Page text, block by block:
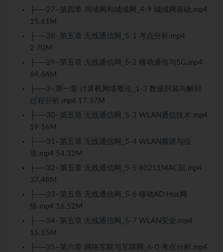
├──27–第四章 局域网和城域网_4-9 城域网基础.mp4
15.61M
├──28–第五章 无线通信网_5-1 考点分析.mp4
2.70M
├──29–第五章 无线通信网_5-2 移动通信与5G.mp4
64.64M
├──3–第一章 计算机网络概论_1-3 数据封装与解封
过程分析.mp4 17.37M
├──30–第五章 无线通信网_5-3 WLAN通信技术.mp4
19.16M
├──31–第五章 无线通信网_5-4 WLAN频谱与信
道.mp4 54.32M
├──32–第五章 无线通信网_5-5 80211MAC层.mp4
37.48M
├──33–第五章 无线通信网_5-6 移动AD Hoc网
络.mp4 16.52M
├──34–第五章 无线通信网_5-7 WLAN安全.mp4
15.15M
├──35–第六章 网络互联与互联网_6-0 考点分析.mp4